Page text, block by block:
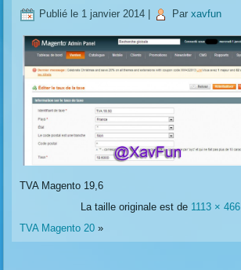
Publié le 1 janvier 2014 Par xavfun
TVA Magento 19,6
La taille originale est de 1113 × 466
TVA Magento 20 »